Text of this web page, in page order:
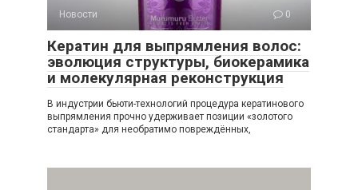
Новости 0
Кератин для выпрямления волос:
эволюция структуры, биокерамика
и молекулярная реконструкция
В индустрии бьюти-технологий процедура кератинового
выпрямления прочно удерживает позиции «золотого
стандарта» для необратимо повреждённых,